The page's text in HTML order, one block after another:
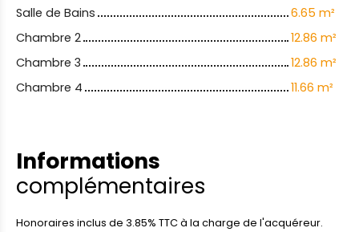
Salle de Bains
6.65 m²
Chambre 2
12.86 m²
Chambre 3
12.86 m²
Chambre 4
11.66 m²
Informations
complémentaires
Honoraires inclus de 3.85% TTC à la charge de l'acquéreur.